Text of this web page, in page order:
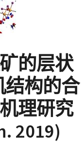
的层状
构的合
理研究
2019)